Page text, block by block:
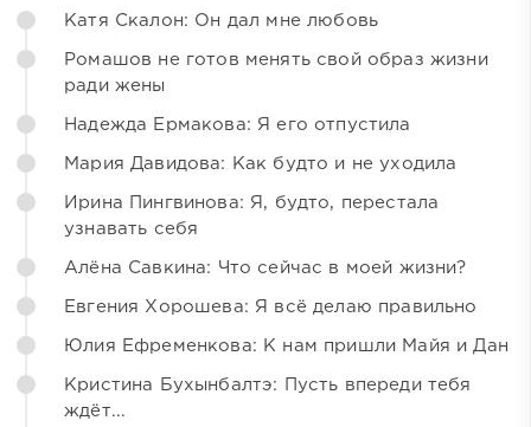
Катя Скалон: Он дал мне любовь
Ромашов не готов менять свой образ жизни
ради жены
Надежда Ермакова: Я его отпустила
Мария Давидова: Как будто и не уходила
Ирина Пингвинова: Я, будто, перестала
узнавать себя
Алёна Савкина: Что сейчас в моей жизни?
Евгения Хорошева: Я всё делаю правильно
Юлия Ефременкова: К нам пришли Майя и Дан
Кристина Бухынбалтэ: Пусть впереди тебя
ждёт...